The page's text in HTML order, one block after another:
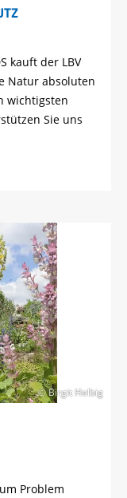
kauft der LBV
Natur absoluten
wichtigsten
Sie uns
© Birgit Helbig
Problem